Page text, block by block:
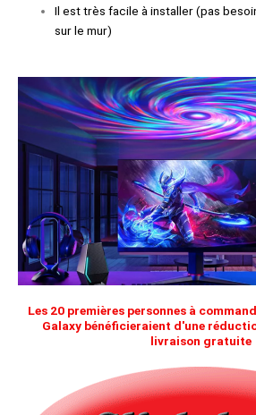
Il est très facile à installer (pas
sur le mur)
Les 20 premières personnes à
Galaxy bénéficieraient d'une
livraison gratuite